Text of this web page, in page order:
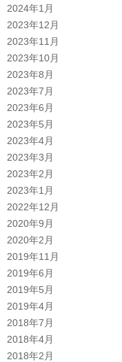
2024年1月
2023年12月
2023年11月
2023年10月
2023年8月
2023年7月
2023年6月
2023年5月
2023年4月
2023年3月
2023年2月
2023年1月
2022年12月
2020年9月
2020年2月
2019年11月
2019年6月
2019年5月
2019年4月
2018年7月
2018年4月
2018年2月